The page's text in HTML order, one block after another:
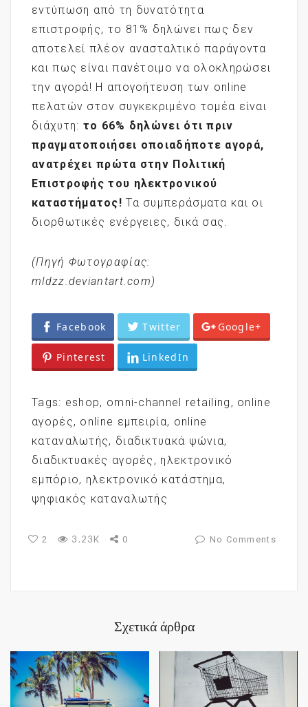
εντύπωση από τη δυνατότητα
επιστροφής, το 81% δηλώνει πως δεν
αποτελεί πλέον ανασταλτικό παράγοντα
και πως είναι πανέτοιμο να ολοκληρώσει
την αγορά! Η απογοήτευση των online
πελατών στον συγκεκριμένο τομέα είναι
διάχυτη: το 66% δηλώνει ότι πριν
πραγματοποιήσει οποιαδήποτε αγορά,
ανατρέχει πρώτα στην Πολιτική
Επιστροφής του ηλεκτρονικού
καταστήματος!Τα συμπεράσματα και οι
διορθωτικές ενέργειες, δικά σας.
(Πηγή Φωτογραφίας:
mldzz.deviantart.com)
Facebook Twitter Google+
Pinterest LinkedIn
Tags: eshop, omni-channel retailing , online
αγορές, online εμπειρία, online
καταναλωτής, διαδικτυακά ψώνια,
διαδικτυακές αγορές , ηλεκτρονικό
εμπόριο, ηλεκτρονικό κατάστημα,
ψηφιακός καταναλωτής
2 3.23K 0 No Comments
Σχετικά άρθρα